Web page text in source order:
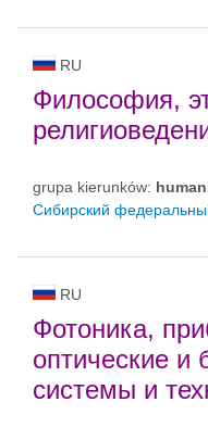
RU
Философия,
grupa kierunków:
Сибирский
RU
Фотоника,
оптические и
системы и